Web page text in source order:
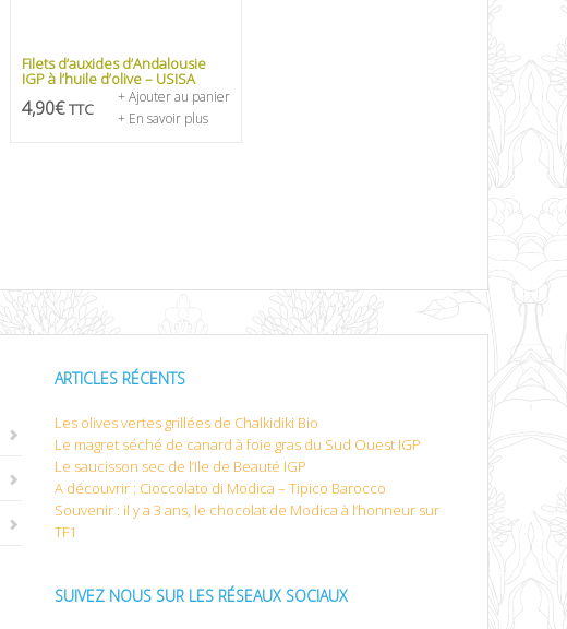
Filets d’auxides d’Andalousie
IGP à l’huile d’olive – USISA
4,90€ TTC
+ Ajouter au panier
+ En savoir plus
ARTICLES RÉCENTS
Les olives vertes grillées de Chalkidiki Bio
Le magret séché de canard à foie gras du Sud Ouest IGP
Le saucisson sec de l’Ile de Beauté IGP
A découvrir : Cioccolato di Modica – Tipico Barocco
Souvenir : il y a 3 ans, le chocolat de Modica à l’honneur sur
TF1
SUIVEZ NOUS SUR LES RÉSEAUX SOCIAUX